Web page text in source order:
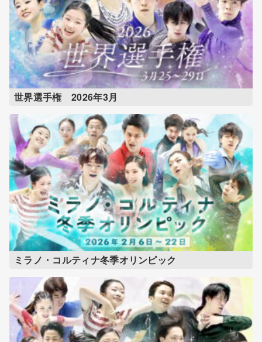
世界選手権 2026年3月
ミラノ・コルティナ冬季オリンピック